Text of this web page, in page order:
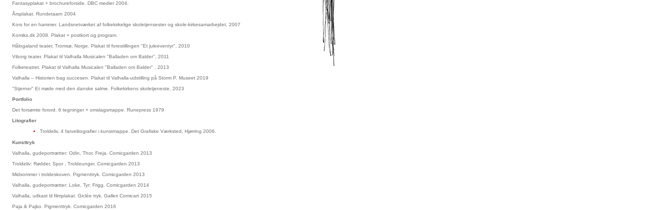
Fantasyplakat + brochureforside. DBC medier 2004.
Årsplakat. Rundetaarn 2004
Kors for en hammer. Landsnetværket af folkekirkelige skoletjensester og skole-kirkesamarbejdet, 2007
Komiks.dk 2008. Plakat + postkort og program.
Hålogaland teater, Tromsø, Norge. Plakat til forestillingen "Et juleeventyr", 2010
Viborg teater. Plakat til Valhalla Musicalen "Balladen om Balder", 2011
Folketeatret. Plakat til Valhalla Musicalen "Balladen om Balder" , 2013
Valhalla – Historien bag succesen. Plakat til Valhalla-udstilling på Storm P. Museet 2019
"Stjerner" Et møde med den danske salme. Folkekirkens skoletjeneste, 2023
Portfolio
Det forsømte forord. 6 tegninger + omslagsmappe. Runepress 1979
Litografier
Troldeliv. 4 farvelitografier i kunstmappe. Det Grafiske Værksted, Hjørring 2006.
Kunsttryk
Valhalla, gudeportrætter: Odin, Thor, Freja. Comicgarden 2013
Troldeliv: Rødder, Spor , Troldeunger. Comicgarden 2013
Midsommer i troldeskoven. Pigmenttryk. Comicgarden 2013
Valhalla, gudeportrætter: Loke, Tyr; Frigg. Comicgarden 2014
Valhalla, udkast til filmplakat. Giclée tryk. Galleri Comicart 2015
Paja & Pajko. Pigmenttryk. Comicgarden 2016